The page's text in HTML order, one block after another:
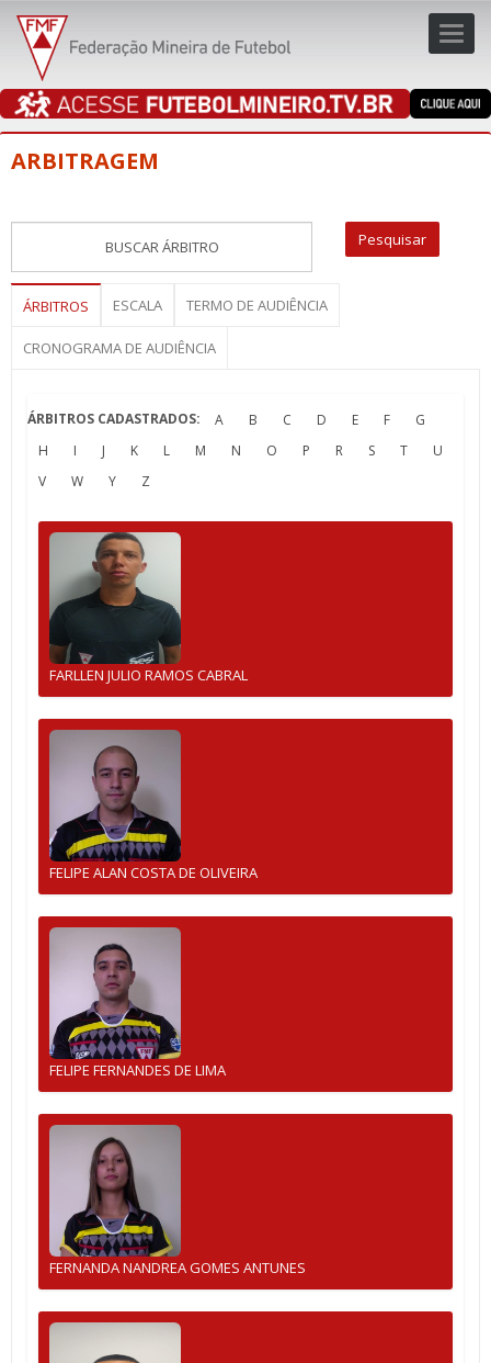
ARBITRAGEM
ÁRBITROS ESCALA TERMO DE AUDIÊNCIA
CRONOGRAMA DE AUDIÊNCIA
ÁRBITROS CADASTRADOS: A B C D E F
G
H
I J K L M N O P R S T
U
V
W Y Z
FARLLEN JULIO RAMOS CABRAL
FELIPE ALAN COSTA DE OLIVEIRA
FELIPE FERNANDES DE LIMA
FERNANDA NANDREA GOMES ANTUNES